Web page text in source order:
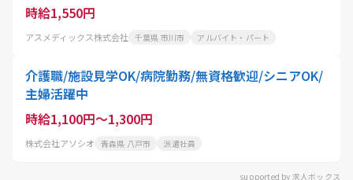
時給1,550円
アスメディックス株式会社 千葉県 市川市 アルバイト・パート
介護職/施設見学OK/病院勤務/無資格歓迎/シニアOK/
主婦活躍中
時給1,100円～1,300円
株式会社アソシオ 青森県 八戸市 派遣社員
supported by 求人ボックス